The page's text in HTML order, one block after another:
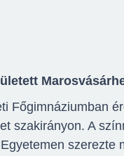
Főgimnáziumban
szakirányon. A
szerezte